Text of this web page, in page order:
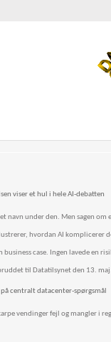
viser et hul i hele AI-debatten
navn under den. Men sagen
hvordan AI
case. Ingen lavede en
til Datatilsynet den 13.
centralt datacenter-spørgsmål
vendinger fejl og mangler i